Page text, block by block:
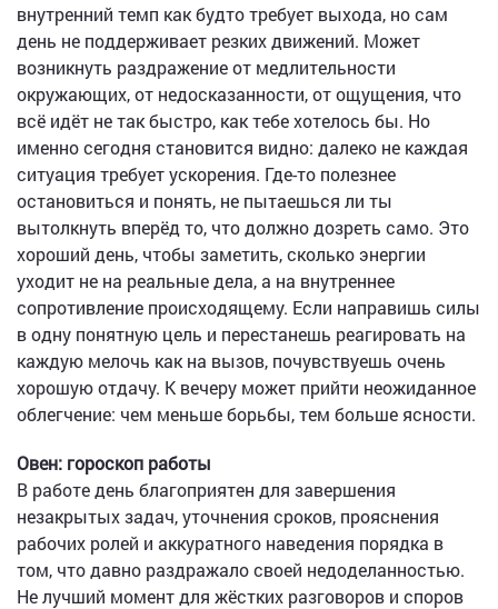
внутренний темп как будто требует выхода, но сам
день не поддерживает резких движений. Может
возникнуть раздражение от медлительности
окружающих, от недосказанности, от ощущения, что
всё идёт не так быстро, как тебе хотелось бы. Но
именно сегодня становится видно: далеко не каждая
ситуация требует ускорения. Где-то полезнее
остановиться и понять, не пытаешься ли ты
вытолкнуть вперёд то, что должно дозреть само. Это
хороший день, чтобы заметить, сколько энергии
уходит не на реальные дела, а на внутреннее
сопротивление происходящему. Если направишь силы
в одну понятную цель и перестанешь реагировать на
каждую мелочь как на вызов, почувствуешь очень
хорошую отдачу. К вечеру может прийти неожиданное
облегчение: чем меньше борьбы, тем больше ясности.
Овен: гороскоп работы
В работе день благоприятен для завершения
незакрытых задач, уточнения сроков, прояснения
рабочих ролей и аккуратного наведения порядка в
том, что давно раздражало своей недоделанностью.
Не лучший момент для жёстких разговоров и споров